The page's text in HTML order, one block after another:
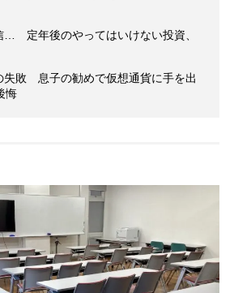
… 定年後のやってはいけない投資、
失敗 息子の勧めで仮想通貨に手を出
悔